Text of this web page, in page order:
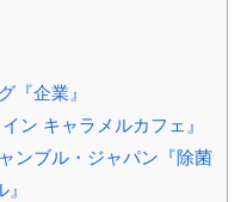
『企業』
ン キャラメルカフェ』
ンブル・ジャパン『除菌